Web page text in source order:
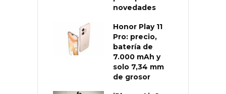
novedades
Honor Play 11
Pro: precio,
batería de
7.000 mAh y
solo 7,34 mm
de grosor